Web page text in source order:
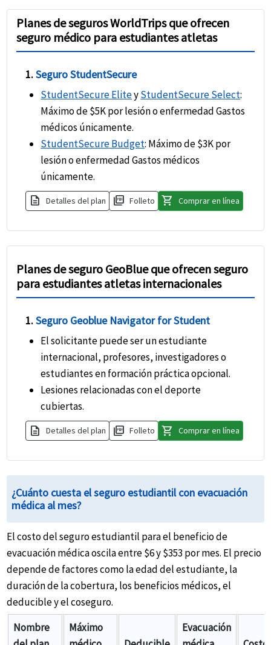
Planes de seguros WorldTrips que ofrecen
seguro médico para estudiantes atletas
1.Seguro StudentSecure
StudentSecure EliteyStudentSecure Select:
Máximo de $5K por lesión o enfermedad Gastos
médicos únicamente.
StudentSecure Budget: Máximo de $3K por
lesión o enfermedad Gastos médicos
únicamente.
description Detalles del plan picture_as_pdf Folleto shopping_cart Comprar en línea
Planes de seguro GeoBlue que ofrecen seguro
para estudiantes atletas internacionales
1.Seguro Geoblue Navigator for Student
El solicitante puede ser un estudiante
internacional, profesores, investigadores o
estudiantes en formación práctica opcional.
Lesiones relacionadas con el deporte
cubiertas.
description Detalles del plan picture_as_pdf Folleto shopping_cart Comprar en línea
¿Cuánto cuesta el seguro estudiantil con evacuación
médica al mes?
El costo del seguro estudiantil para el beneficio de
evacuación médica oscila entre $6 y $353 por mes. El precio
depende de factores como la edad del estudiante, la
duración de la cobertura, los beneficios médicos, el
deducible y el coseguro.
Nombre
Máximo
Evacuación